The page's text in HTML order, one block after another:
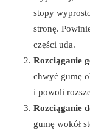
stopy
stronę.
części uda.
Rozciąganie
chwyć gumę
i powoli
Rozciąganie
gumę wokół